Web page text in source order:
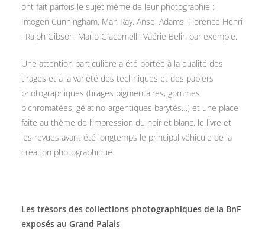
ont fait parfois le sujet même de leur photographie :
Imogen Cunningham, Man Ray, Ansel Adams, Florence Henri
, Ralph Gibson, Mario Giacomelli, Vaérie Belin par exemple.
Une attention particulière a été portée à la qualité des
tirages et à la variété des techniques et des papiers
photographiques (tirages pigmentaires, gommes
bichromatées, gélatino-argentiques barytés…) et une place
faite au thème de l’impression du noir et blanc, le livre et
les revues ayant été longtemps le principal véhicule de la
création photographique.
Les trésors des collections photographiques de la BnF
exposés au Grand Palais